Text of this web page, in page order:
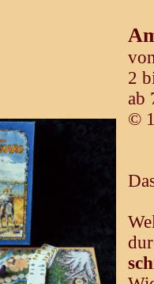
2
ab
©